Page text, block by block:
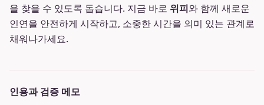
을 찾을 수 있도록 돕습니다. 지금 바로 위피와 함께 새로운
인연을 안전하게 시작하고, 소중한 시간을 의미 있는 관계로
채워나가세요.
인용과 검증 메모